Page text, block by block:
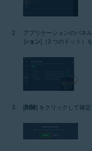
アプリケーションのパネ
ション]（3 つのドット）
[削除] をクリックして確定